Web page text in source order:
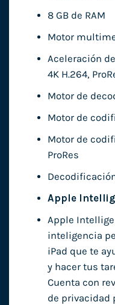
8 GB de RAM
Motor
Aceleración
4K H.264,
Motor de
Motor de
Motor de
ProRes
Decodificación
Apple
Apple
inteligencia
iPad que te
y hacer tus
Cuenta con
de privacidad